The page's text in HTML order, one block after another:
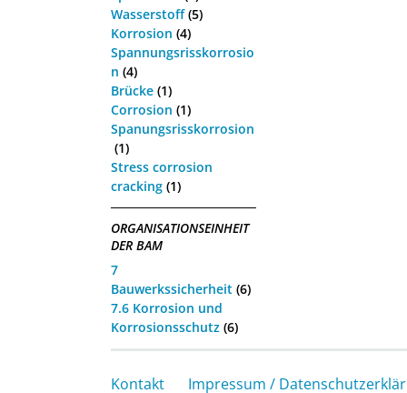
Wasserstoff(5)
Korrosion (4)
Spannungsrisskorrosio
n (4)
Brücke (1)
Corrosion (1)
Spanungsrisskorrosion
(1)
Stress corrosion
cracking (1)
ORGANISATIONSEINHEIT
DER BAM
7
Bauwerkssicherheit (6)
7.6 Korrosion und
Korrosionsschutz (6)
Kontakt Impressum /